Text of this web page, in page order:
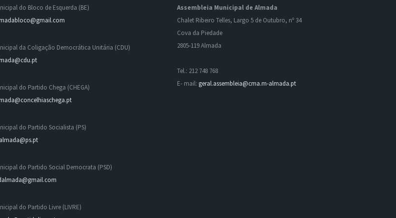
do Bloco de Esquerda (BE)
da Coligação Democrática Unitária (CDU)
do Partido Chega (CHEGA)
do Partido Socialista (PS)
do Partido Social Democrata (PSD)
do Partido Livre (LIVRE)
Assembleia Municipal de Almada
Chalet Ribeiro Telles, Largo 5 de Outubro, nº 34
Cova da Piedade
2805-119 Almada
Tel.: 212 748 768
E- mail: geral.assembleia@cma.m-almada.pt